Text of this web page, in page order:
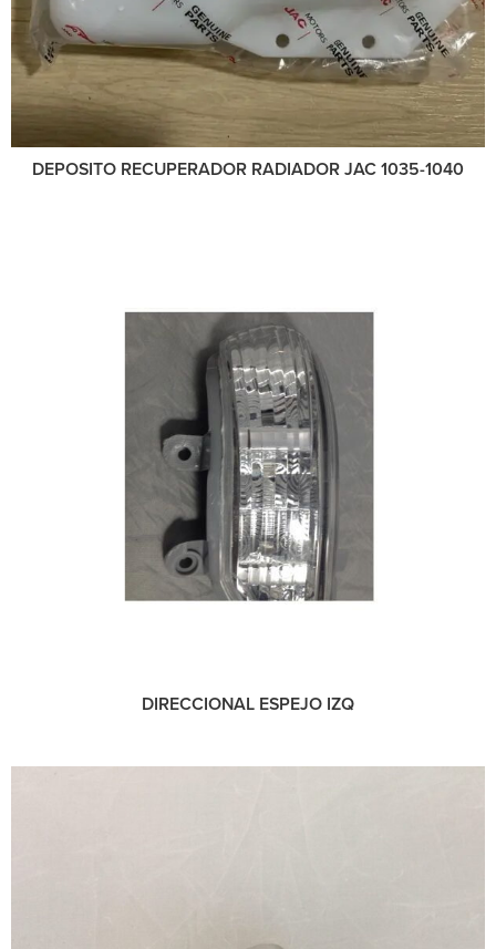
DEPOSITO RECUPERADOR RADIADOR JAC 1035-1040
DIRECCIONAL ESPEJO IZQ